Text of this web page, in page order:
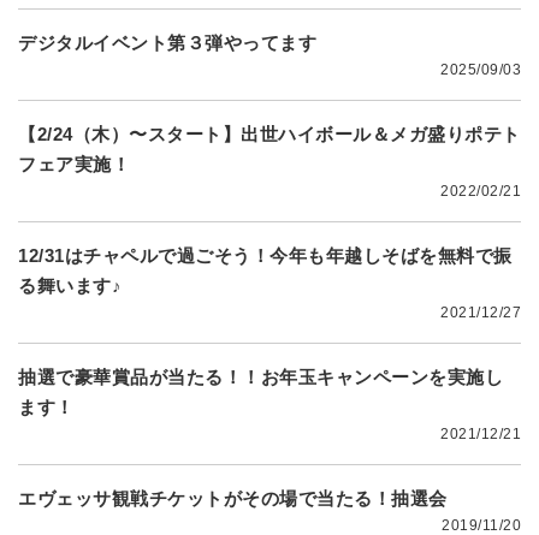
デジタルイベント第３弾やってます
2025/09/03
【2/24（木）〜スタート】出世ハイボール＆メガ盛りポテト
フェア実施！
2022/02/21
12/31はチャペルで過ごそう！今年も年越しそばを無料で振
る舞います♪
2021/12/27
抽選で豪華賞品が当たる！！お年玉キャンペーンを実施し
ます！
2021/12/21
エヴェッサ観戦チケットがその場で当たる！抽選会
2019/11/20